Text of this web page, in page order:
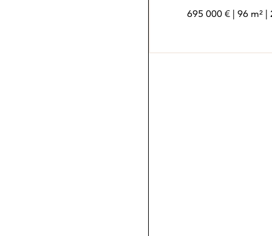
695 000 € | 96 m²